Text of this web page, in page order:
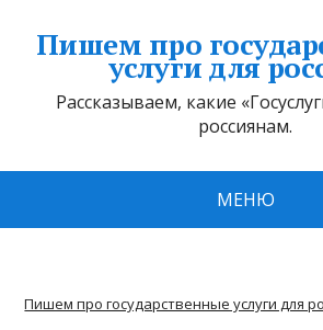
Пишем про
услуги для
Рассказываем, какие
россиянам.
МЕНЮ
Пишем про государственные услуги для